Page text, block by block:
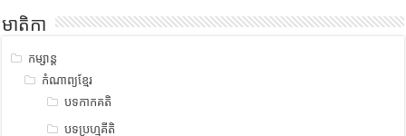
មាតិកា
កម្សាន្ត
កំណាព្យខ្មែរ
បទកាកគតិ
បទប្រហ្មគីតិ